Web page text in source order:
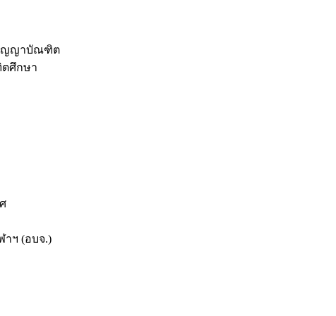
ญญาบัณฑิต
ศึกษา
าฯ (อบจ.)